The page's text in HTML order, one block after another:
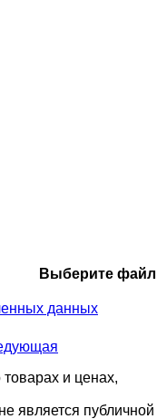
Выберите файл
данных
и ценах,
является публичной